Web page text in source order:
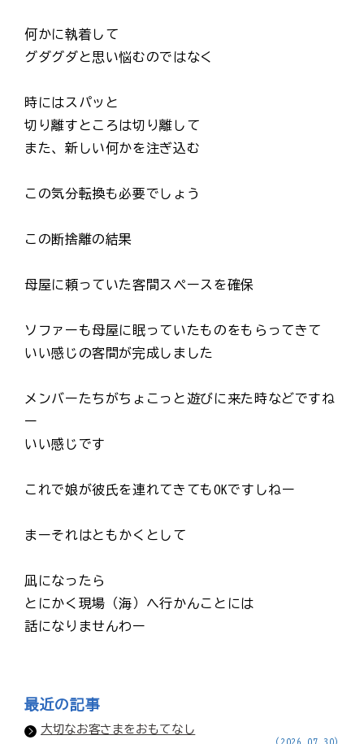
何かに執着して
グダグダと思い悩むのではなく
時にはスパッと
切り離すところは切り離して
また、新しい何かを注ぎ込む
この気分転換も必要でしょう
この断捨離の結果
母屋に頼っていた客間スペースを確保
ソファーも母屋に眠っていたものをもらってきて
いい感じの客間が完成しました
メンバーたちがちょこっと遊びに来た時などですね
ー
いい感じです
これで娘が彼氏を連れてきてもOKですしねー
まーそれはともかくとして
凪になったら
とにかく現場（海）へ行かんことには
話になりませんわー
最近の記事
大切なお客さまをおもてなし
(2026.07.30)